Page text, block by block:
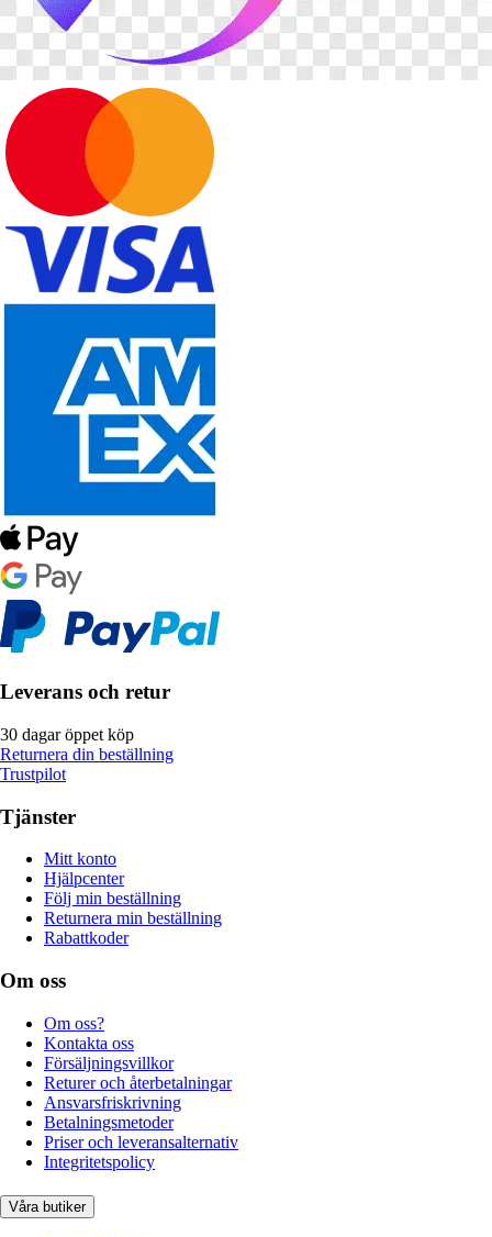
Leverans och retur
30 dagar öppet köp
Returnera din beställning
Trustpilot
Tjänster
Mitt konto
Hjälpcenter
Följ min beställning
Returnera min beställning
Rabattkoder
Om oss
Om oss?
Kontakta oss
Försäljningsvillkor
Returer och återbetalningar
Ansvarsfriskrivning
Betalningsmetoder
Priser och leveransalternativ
Integritetspolicy
Våra butiker